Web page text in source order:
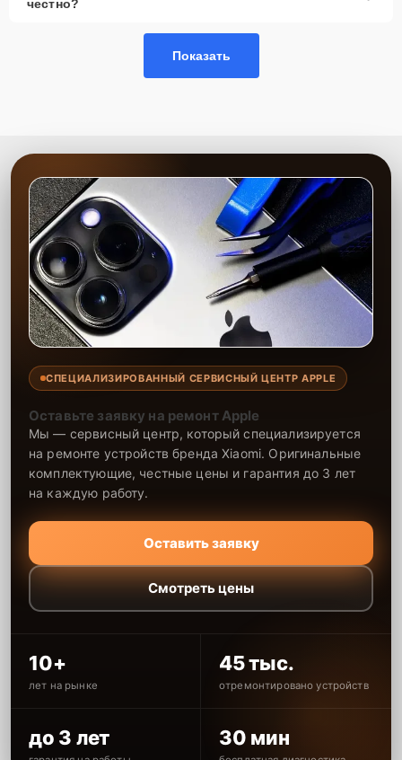
честно?
Показать
СПЕЦИАЛИЗИРОВАННЫЙ СЕРВИСНЫЙ ЦЕНТР APPLE
Оставьте заявку на ремонт Apple
Мы — сервисный центр, который специализируется
на ремонте устройств бренда Xiaomi. Оригинальные
комплектующие, честные цены и гарантия до 3 лет
на каждую работу.
Оставить заявку
Смотреть цены
10+
лет на рынке
45 тыс.
отремонтировано устройств
до 3 лет 30 мин